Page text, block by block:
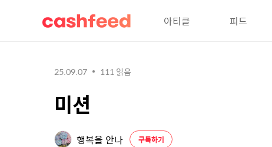
아티클 피드
25.09.07 111 읽음
미션
행복을 안나 구독하기